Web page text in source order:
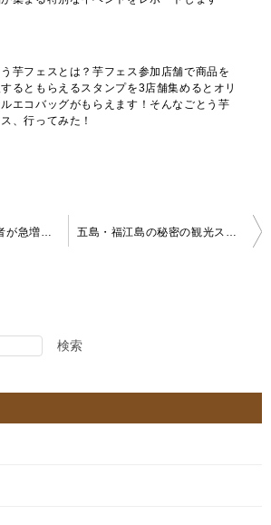
う芋フェスとは？芋フェス参加店舗で商品を
るともらえるスタンプを3店舗集めるとオリ
エコバッグがもらえます！そんなごとう芋
、行ってみた！
検索